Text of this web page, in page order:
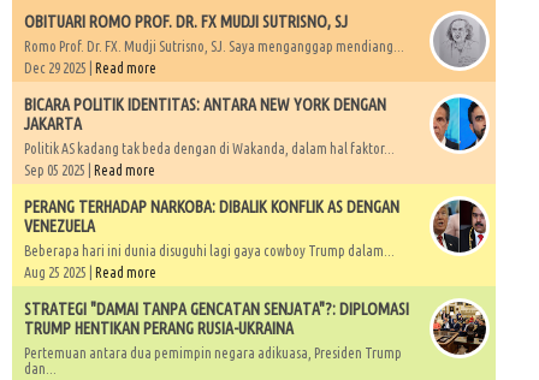
OBITUARI ROMO PROF. DR. FX MUDJI SUTRISNO, SJ
Romo Prof. Dr. FX. Mudji Sutrisno, SJ. Saya menganggap mendiang...
Dec 29 2025 | Read more
BICARA POLITIK IDENTITAS: ANTARA NEW YORK DENGAN
JAKARTA
Politik AS kadang tak beda dengan di Wakanda, dalam hal faktor...
Sep 05 2025 | Read more
PERANG TERHADAP NARKOBA: DIBALIK KONFLIK AS DENGAN
VENEZUELA
Beberapa hari ini dunia disuguhi lagi gaya cowboy Trump dalam...
Aug 25 2025 | Read more
STRATEGI "DAMAI TANPA GENCATAN SENJATA"?: DIPLOMASI
TRUMP HENTIKAN PERANG RUSIA-UKRAINA
Pertemuan antara dua pemimpin negara adikuasa, Presiden Trump
dan...